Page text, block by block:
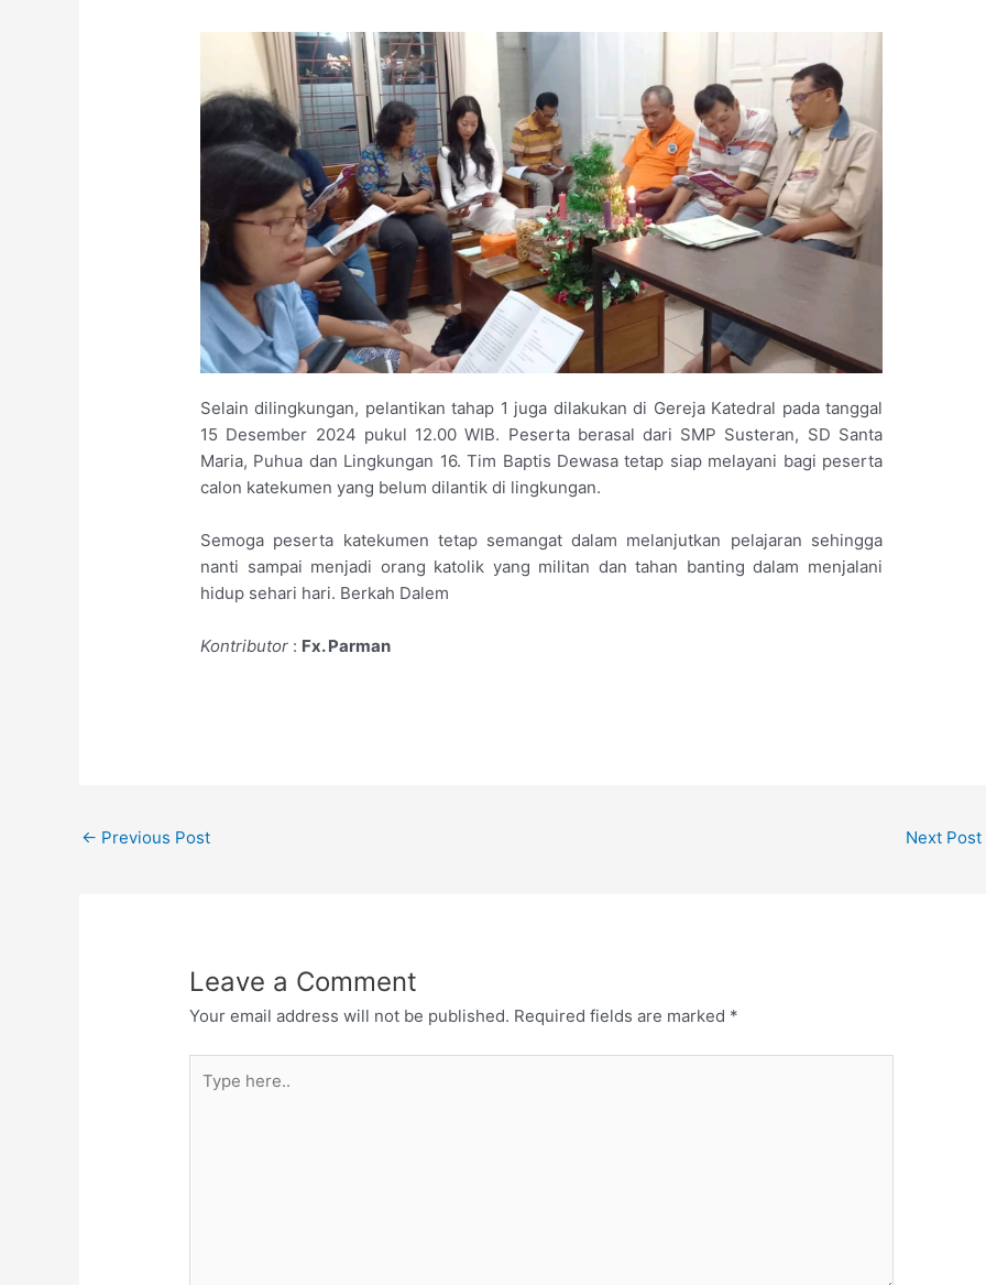
Selain dilingkungan, pelantikan tahap 1 juga dilakukan di Gereja Katedral pada tanggal
15 Desember 2024 pukul 12.00 WIB. Peserta berasal dari SMP Susteran, SD Santa
Maria, Puhua dan Lingkungan 16. Tim Baptis Dewasa tetap siap melayani bagi peserta
calon katekumen yang belum dilantik di lingkungan.
Semoga peserta katekumen tetap semangat dalam melanjutkan pelajaran sehingga
nanti sampai menjadi orang katolik yang militan dan tahan banting dalam menjalani
hidup sehari hari. Berkah Dalem
Kontributor : Fx. Parman
← Previous Post Next Post
Leave a Comment
Your email address will not be published. Required fields are marked *
here..